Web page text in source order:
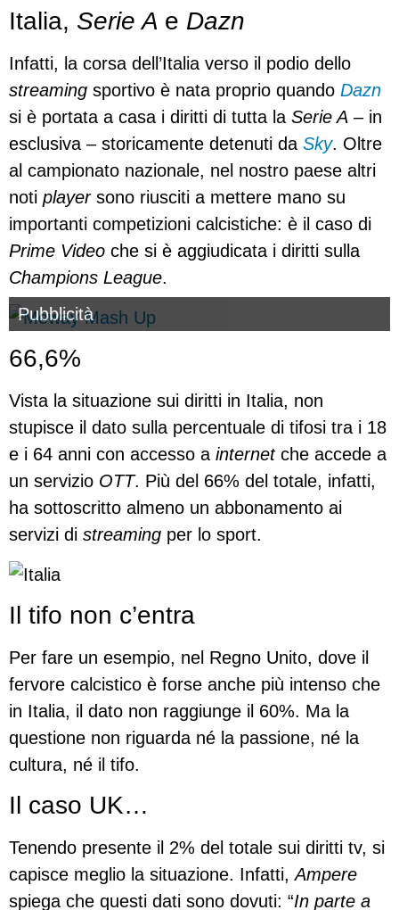
Italia, Serie A e Dazn
Infatti, la corsa dell’Italia verso il podio dello
streaming sportivo è nata proprio quando Dazn
si è portata a casa i diritti di tutta la Serie A – in
esclusiva – storicamente detenuti da Sky. Oltre
al campionato nazionale, nel nostro paese altri
noti player sono riusciti a mettere mano su
importanti competizioni calcistiche: è il caso di
Prime Video che si è aggiudicata i diritti sulla
Champions League.
Pubblicità
66,6%
Vista la situazione sui diritti in Italia, non
stupisce il dato sulla percentuale di tifosi tra i 18
e i 64 anni con accesso a internet che accede a
un servizio OTT. Più del 66% del totale, infatti,
ha sottoscritto almeno un abbonamento ai
servizi di streaming per lo sport.
Il tifo non c’entra
Per fare un esempio, nel Regno Unito, dove il
fervore calcistico è forse anche più intenso che
in Italia, il dato non raggiunge il 60%. Ma la
questione non riguarda né la passione, né la
cultura, né il tifo.
Il caso UK…
Tenendo presente il 2% del totale sui diritti tv, si
capisce meglio la situazione. Infatti,Ampere
spiega che questi dati sono dovuti: “In parte a